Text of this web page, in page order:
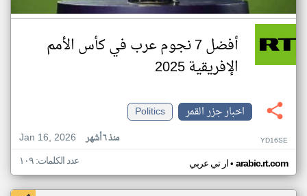
أفضل 7 نجوم عرب في كأس الأمم
الإفريقية 2025
اخبار جزر القمر
Politics
Jan 16, 2026
منذ ٦ أشهر YD16SE
ار تي عربي• arabic.rt.com عدد الكلمات: ١٠٩